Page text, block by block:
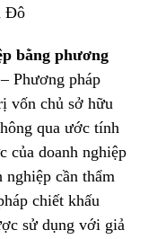
Đô
bằng phương
– Phương pháp
vốn chủ sở hữu
qua ước tính
của doanh nghiệp
cần thẩm
chiết khấu
sử dụng với giả